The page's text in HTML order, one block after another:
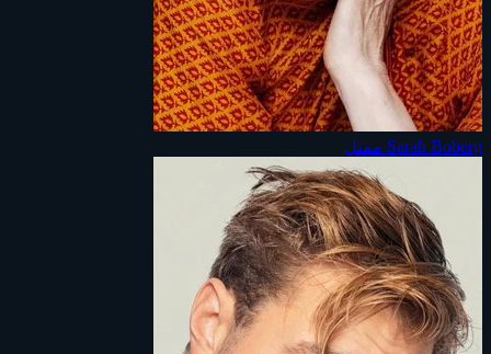
Sarah Boberg ممثل